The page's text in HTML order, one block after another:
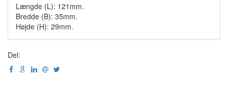
Længde (L): 121mm.
Bredde (B): 35mm.
Højde (H): 29mm.
Del: